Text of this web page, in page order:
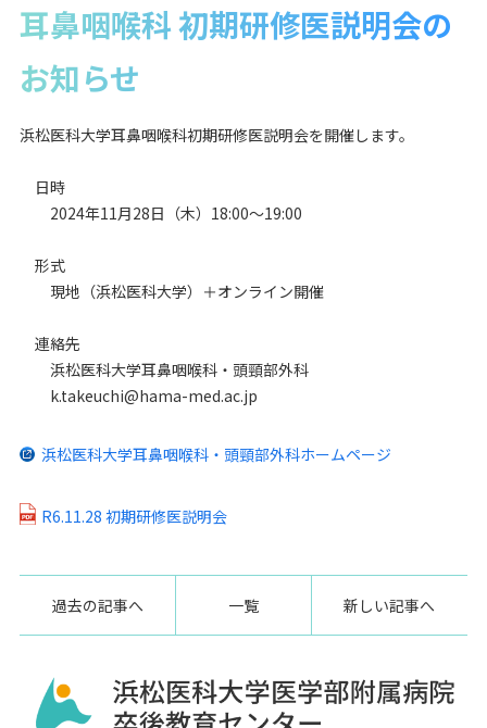
耳鼻咽喉科 初期研修医説明会の
お知らせ
浜松医科大学耳鼻咽喉科初期研修医説明会を開催します。
日時
2024年11月28日（木）18:00～19:00
形式
現地（浜松医科大学）＋オンライン開催
連絡先
浜松医科大学耳鼻咽喉科・頭頸部外科
k.takeuchi@hama-med.ac.jp
浜松医科大学耳鼻咽喉科・頭頸部外科ホームページ
R6.11.28 初期研修医説明会
過去の記事へ 一覧 新しい記事へ